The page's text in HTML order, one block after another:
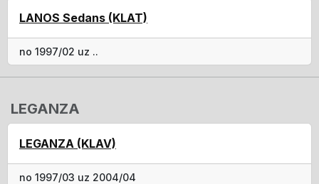
LANOS Sedans (KLAT)
no 1997/02 uz ..
LEGANZA
LEGANZA (KLAV)
no 1997/03 uz 2004/04